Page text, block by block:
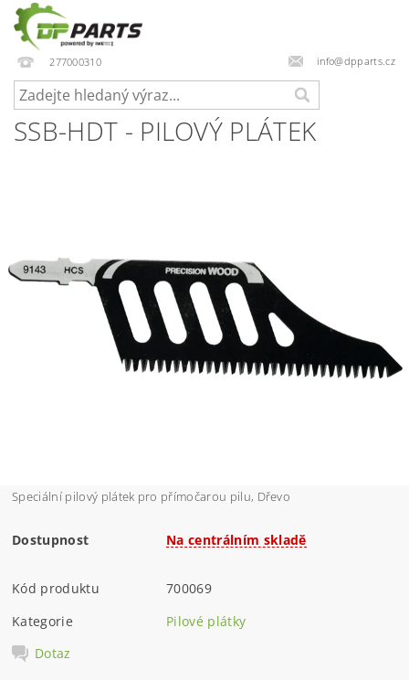
277000310 info@dpparts.cz
SSB-HDT - PILOVÝ PLÁTEK
Speciální pilový plátek pro přímočarou pilu, Dřevo
Dostupnost Na centrálním skladě
Kód produktu
700069
Kategorie
Pilové plátky
Dotaz